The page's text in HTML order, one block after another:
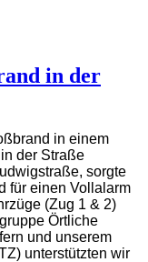
in der
in einem
der Straße
sorgte
für einen Vollalarm
(Zug 1 & 2)
Örtliche
und unserem
unterstützten wir